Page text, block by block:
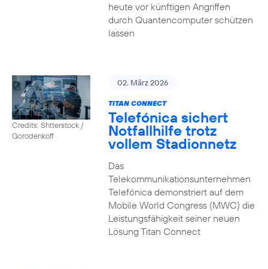
heute vor künftigen Angriffen
durch Quantencomputer schützen
lassen
Credits: Shtterstock /
Gorodenkoff
02. März 2026
TITAN CONNECT
Telefónica sichert
Notfallhilfe trotz
vollem Stadionnetz
Das
Telekommunikationsunternehmen
Telefónica demonstriert auf dem
Mobile World Congress (MWC) die
Leistungsfähigkeit seiner neuen
Lösung Titan Connect